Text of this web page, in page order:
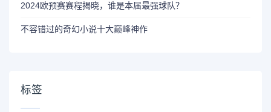
2024欧预赛赛程揭晓，谁是本届最强球队？
不容错过的奇幻小说十大巅峰神作
标签